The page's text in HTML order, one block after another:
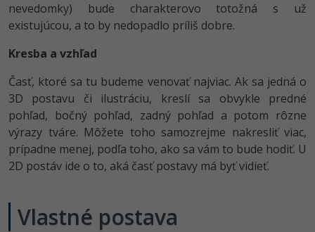
nevedomky) bude charakterovo totožná s už
existujúcou, a to by nedopadlo príliš dobre.
Kresba a vzhľad
Časť, ktoré sa tu budeme venovať najviac. Ak sa jedná o
3D postavu či ilustráciu, kreslí sa obvykle predné
pohľad, bočný pohľad, zadný pohľad a potom rôzne
výrazy tváre. Môžete toho samozrejme nakresliť viac,
prípadne menej, podľa toho, ako sa vám to bude hodiť. U
2D postáv ide o to, aká časť postavy má byť vidieť.
Vlastné postava